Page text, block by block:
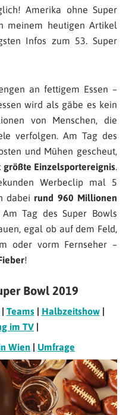
Amerika ohne Super
meinem heutigen Artikel
Infos zum 53. Super
an fettigem Essen –
wird als gäbe es kein
von Menschen, die
verfolgen. Am Tag des
und Mühen gescheut,
Einzelsportereignis.
Werbeclip mal 5
dabeirund 960 Millionen
Tag des Super Bowls
egal ob auf dem Feld,
oder vorm Fernseher –
!
Bowl 2019
Teams| Halbzeitshow|
im TV |
Wien | Umfrage